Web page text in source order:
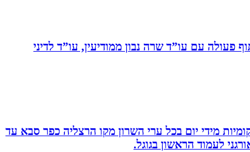
עם עו”ד שרה נבון ממודיעין, עו”ד לדיני
מידי יום בכל ערי השרון מקו הרצליה כפר סבא עד
לעמוד הראשון בגוגל.